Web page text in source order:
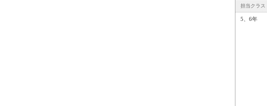
担当クラス
5、6年